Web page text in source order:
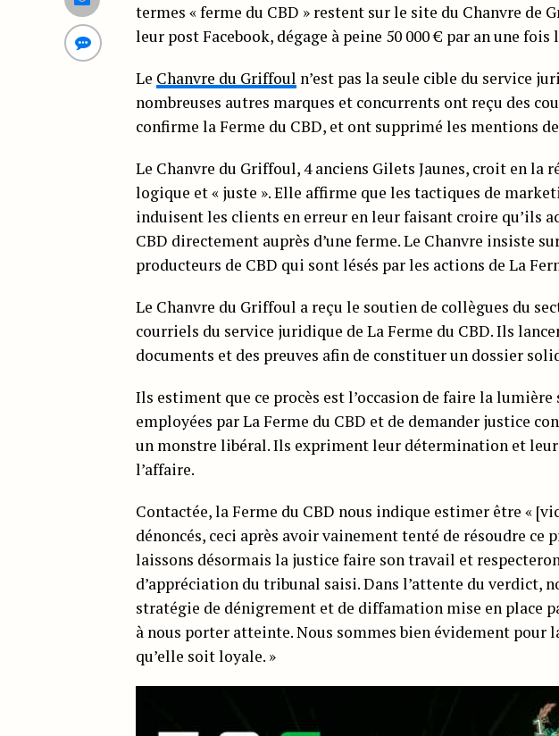
termes « ferme du CBD » restent sur le site du Chanvre de
leur post Facebook, dégage à peine 50 000 € par an une fois
Le Chanvre du Griffoul n’est pas la seule cible du service
nombreuses autres marques et concurrents ont reçu des
confirme la Ferme du CBD, et ont supprimé les mentions
Le Chanvre du Griffoul, 4 anciens Gilets Jaunes, croit en la
logique et « juste ». Elle affirme que les tactiques de
induisent les clients en erreur en leur faisant croire qu’ils
CBD directement auprès d’une ferme. Le Chanvre insiste
producteurs de CBD qui sont lésés par les actions de La
Le Chanvre du Griffoul a reçu le soutien de collègues du
courriels du service juridique de La Ferme du CBD. Ils
documents et des preuves afin de constituer un dossier
Ils estiment que ce procès est l’occasion de faire la
employées par La Ferme du CBD et de demander justice
un monstre libéral. Ils expriment leur détermination et leur
l’affaire.
Contactée, la Ferme du CBD nous indique estimer être «
dénoncés, ceci après avoir vainement tenté de résoudre ce
laissons désormais la justice faire son travail et
d’appréciation du tribunal saisi. Dans l’attente du verdict,
stratégie de dénigrement et de diffamation mise en place
à nous porter atteinte. Nous sommes bien évidement pour
qu’elle soit loyale. »